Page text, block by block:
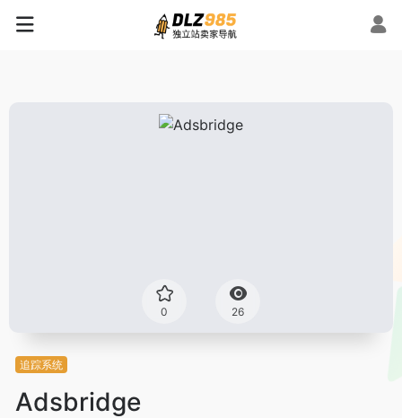
0 26
追踪系统
Adsbridge